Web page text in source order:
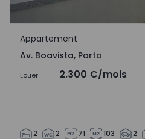
Av. Boavista, Porto
Appartement
Av. Boavista, Porto
Louer 2.300 €/mois
2 2 71 103 2